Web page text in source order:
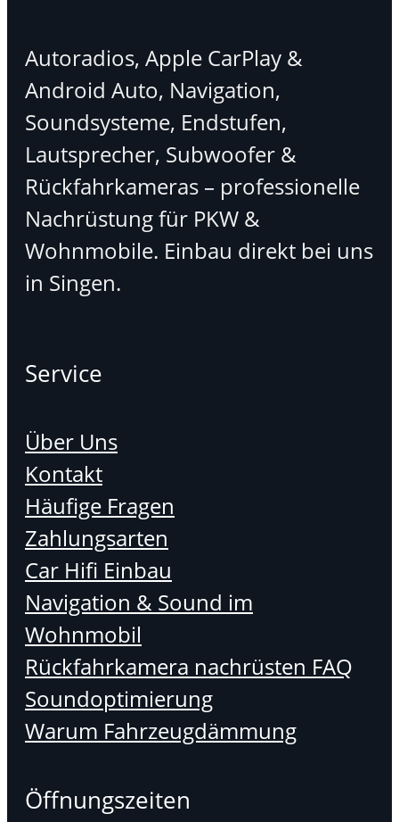
Autoradios, Apple CarPlay &
Android Auto, Navigation,
Soundsysteme, Endstufen,
Lautsprecher, Subwoofer &
Rückfahrkameras – professionelle
Nachrüstung für PKW &
Wohnmobile. Einbau direkt bei uns
in Singen.
Service
Über Uns
Kontakt
Häufige Fragen
Zahlungsarten
Car Hifi Einbau
Navigation & Sound im
Wohnmobil
Rückfahrkamera nachrüsten FAQ
Soundoptimierung
Warum Fahrzeugdämmung
Öffnungszeiten